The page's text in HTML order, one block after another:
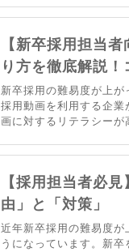
な方法について解説しま
【新卒採用担当
り方を徹底解説！
新卒採用の難易度が上が
採用動画を利用する企
画に対するリテラシー
ムを運営するmoovyが
【採用担当者必
由」と「対策」
近年新卒採用の難易度が
うになっています。新